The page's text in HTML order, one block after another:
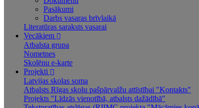
Pasākumi
Darbs vasaras brīvlaikā
Literatūras saraksts vasarai
Vecākiem
Atbalsta grupa
Nometnes
Skolēnu e-karte
Projekti
Latvijas skolas soma
Atbalsts Rīgas skolu pašpārvalžu attīstībai "Kontakts"
Projekts "Līdzās vienotībā, atbalsts dažādībā"